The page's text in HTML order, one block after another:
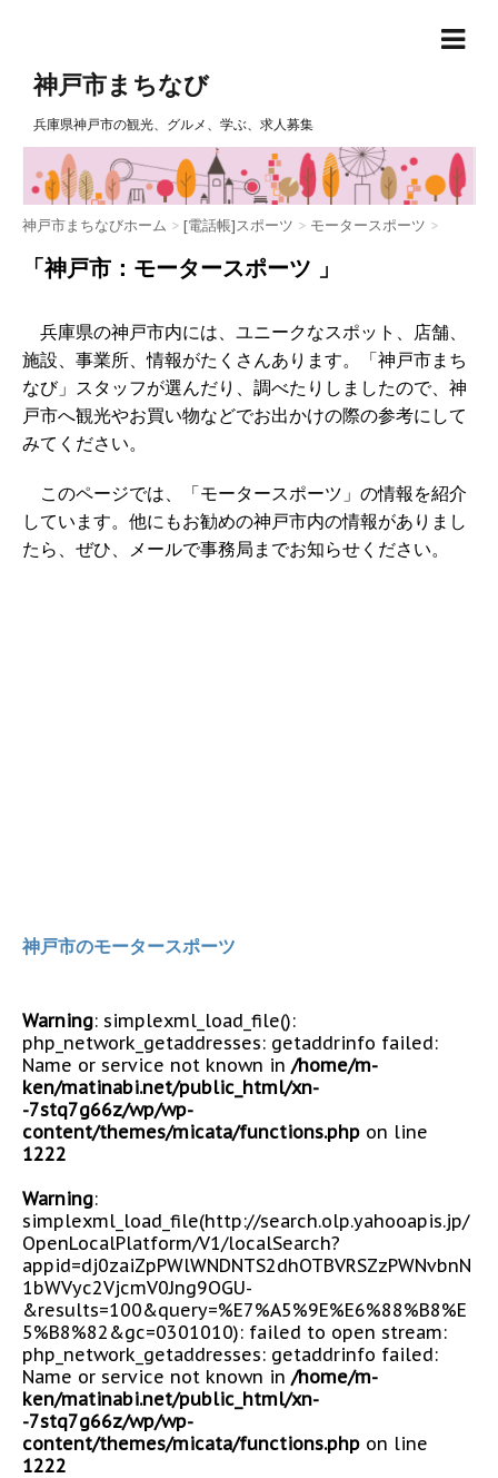
神戸市まちなび
兵庫県神戸市の観光、グルメ、学ぶ、求人募集
神戸市まちなびホーム > [電話帳]スポーツ > モータースポーツ >
「神戸市：モータースポーツ 」
兵庫県の神戸市内には、ユニークなスポット、店舗、
施設、事業所、情報がたくさんあります。「神戸市まち
なび」スタッフが選んだり、調べたりしましたので、神
戸市へ観光やお買い物などでお出かけの際の参考にして
みてください。
このページでは、「モータースポーツ」の情報を紹介
しています。他にもお勧めの神戸市内の情報がありまし
たら、ぜひ、メールで事務局までお知らせください。
神戸市のモータースポーツ
Warning: simplexml_load_file():
php_network_getaddresses: getaddrinfo failed:
Name or service not known in /home/m-
ken/matinabi.net/public_html/xn-
-7stq7g66z/wp/wp-
content/themes/micata/functions.php on line
1222
Warning:
simplexml_load_file(http://search.olp.yahooapis.jp/
OpenLocalPlatform/V1/localSearch?
appid=dj0zaiZpPWlWNDNTS2dhOTBVRSZzPWNvbnN
1bWVyc2VjcmV0Jng9OGU-
&results=100&query=%E7%A5%9E%E6%88%B8%E
5%B8%82&gc=0301010): failed to open stream:
php_network_getaddresses: getaddrinfo failed:
Name or service not known in /home/m-
ken/matinabi.net/public_html/xn-
-7stq7g66z/wp/wp-
content/themes/micata/functions.php on line
1222